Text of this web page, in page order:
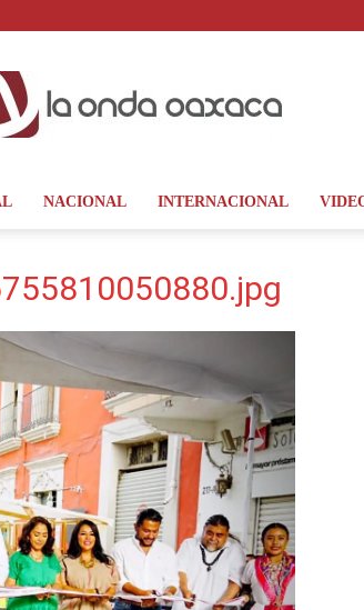
La
Onda
Oaxaca
NACIONAL INTERNACIONAL